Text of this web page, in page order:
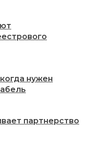
нужен
партнерство